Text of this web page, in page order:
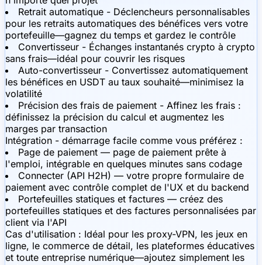
Retrait automatique - Déclencheurs personnalisables
pour les retraits automatiques des bénéfices vers votre
portefeuille—gagnez du temps et gardez le contrôle
Convertisseur - Échanges instantanés crypto à crypto
sans frais—idéal pour couvrir les risques
Auto-convertisseur - Convertissez automatiquement
les bénéfices en USDT au taux souhaité—minimisez la
volatilité
Précision des frais de paiement - Affinez les frais :
définissez la précision du calcul et augmentez les
marges par transaction
Intégration - démarrage facile comme vous préférez :
Page de paiement — page de paiement prête à
l'emploi, intégrable en quelques minutes sans codage
Connecter (API H2H) — votre propre formulaire de
paiement avec contrôle complet de l'UX et du backend
Portefeuilles statiques et factures — créez des
portefeuilles statiques et des factures personnalisées par
client via l'API
Cas d'utilisation : Idéal pour les proxy-VPN, les jeux en
ligne, le commerce de détail, les plateformes éducatives
et toute entreprise numérique—ajoutez simplement les